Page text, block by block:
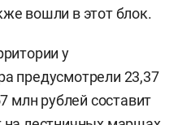
вошли в этот блок.
у
предусмотрели 23,37
млн рублей составит